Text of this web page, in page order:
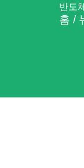
반도
홈 /